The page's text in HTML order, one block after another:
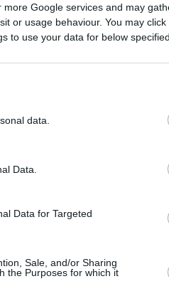
Google services and may
or usage behaviour. You may
to use your data for below
data.
Data.
Data for Targeted
Sale, and/or Sharing
the Purposes for which it